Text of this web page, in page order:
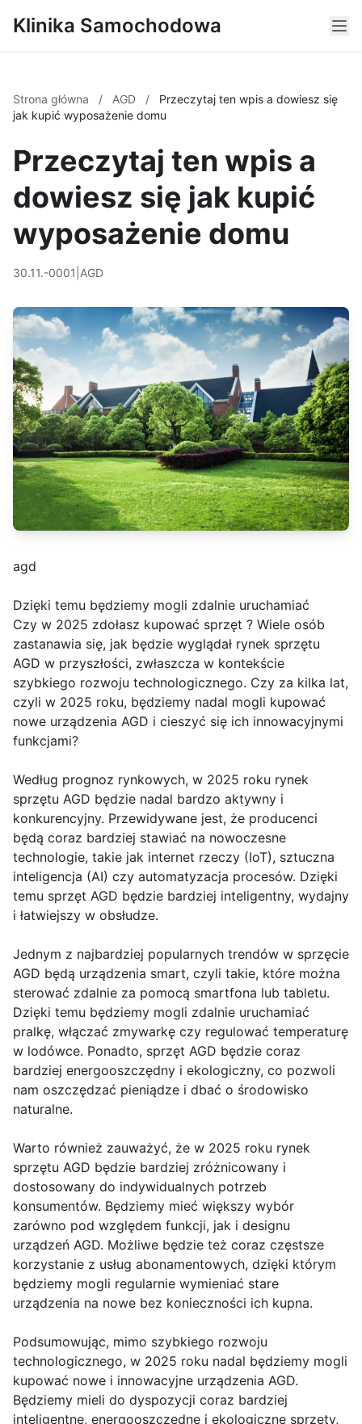
Klinika Samochodowa
Strona główna / AGD /
Przeczytaj ten wpis a dowiesz się
jak kupić wyposażenie domu
Przeczytaj ten wpis a
dowiesz się jak kupić
wyposażenie domu
30.11.-0001 AGD
agd
Dzięki temu będziemy mogli zdalnie uruchamiać
Czy w 2025 zdołasz kupować sprzęt ? Wiele osób
zastanawia się, jak będzie wyglądał rynek sprzętu
AGD w przyszłości, zwłaszcza w kontekście
szybkiego rozwoju technologicznego. Czy za kilka lat,
czyli w 2025 roku, będziemy nadal mogli kupować
nowe urządzenia AGD i cieszyć się ich innowacyjnymi
funkcjami?
Według prognoz rynkowych, w 2025 roku rynek
sprzętu AGD będzie nadal bardzo aktywny i
konkurencyjny. Przewidywane jest, że producenci
będą coraz bardziej stawiać na nowoczesne
technologie, takie jak internet rzeczy (IoT), sztuczna
inteligencja (AI) czy automatyzacja procesów. Dzięki
temu sprzęt AGD będzie bardziej inteligentny, wydajny
i łatwiejszy w obsłudze.
Jednym z najbardziej popularnych trendów w sprzęcie
AGD będą urządzenia smart, czyli takie, które można
sterować zdalnie za pomocą smartfona lub tabletu.
Dzięki temu będziemy mogli zdalnie uruchamiać
pralkę, włączać zmywarkę czy regulować temperaturę
w lodówce. Ponadto, sprzęt AGD będzie coraz
bardziej energooszczędny i ekologiczny, co pozwoli
nam oszczędzać pieniądze i dbać o środowisko
naturalne.
Warto również zauważyć, że w 2025 roku rynek
sprzętu AGD będzie bardziej zróżnicowany i
dostosowany do indywidualnych potrzeb
konsumentów. Będziemy mieć większy wybór
zarówno pod względem funkcji, jak i designu
urządzeń AGD. Możliwe będzie też coraz częstsze
korzystanie z usług abonamentowych, dzięki którym
będziemy mogli regularnie wymieniać stare
urządzenia na nowe bez konieczności ich kupna.
Podsumowując, mimo szybkiego rozwoju
technologicznego, w 2025 roku nadal będziemy mogli
kupować nowe i innowacyjne urządzenia AGD.
Będziemy mieli do dyspozycji coraz bardziej
inteligentne, energooszczędne i ekologiczne sprzęty,